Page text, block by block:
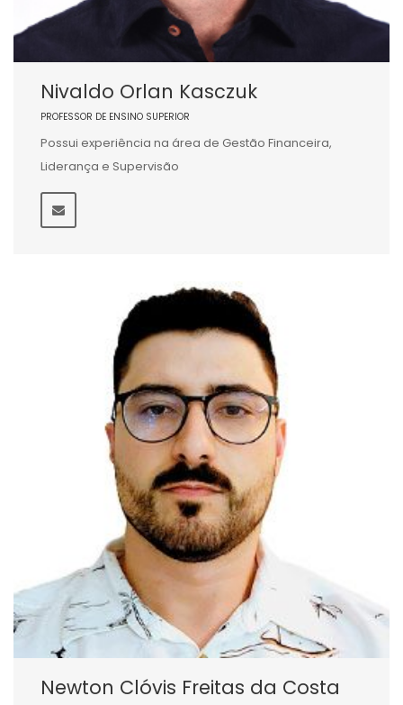
Nivaldo Orlan Kasczuk
PROFESSOR DE ENSINO SUPERIOR
Possui experiência na área de Gestão Financeira,
Liderança e Supervisão
Newton Clóvis Freitas da Costa